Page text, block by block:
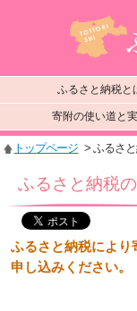
ふるさと納税と
寄附の使い道と
トップページ > ふるさ
ふるさと納税
ふるさと納税により
申し込みください。